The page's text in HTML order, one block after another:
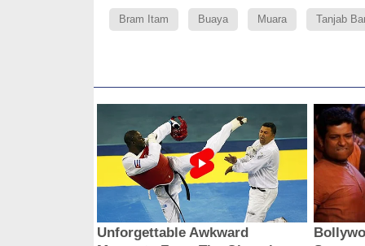
Bram Itam Buaya Muara Tanjab